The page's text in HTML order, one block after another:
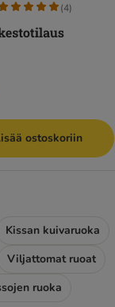
(4)
ostoskoriin
Kissan kuivaruoka
Viljattomat ruoat
ruoka